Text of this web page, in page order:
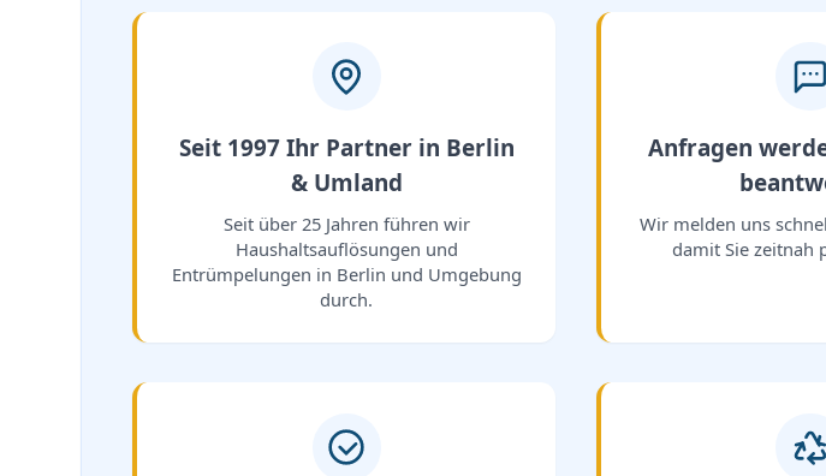
Seit 1997 Ihr Partner in Berlin
& Umland
Seit über 25 Jahren führen wir
Haushaltsauflösungen und
Entrümpelungen in Berlin und Umgebung
durch.
Anfragen
Wir melden uns
damit Sie zeitnah